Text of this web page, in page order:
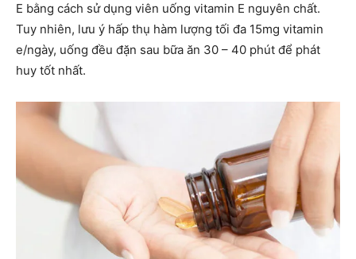
E bằng cách sử dụng viên uống vitamin E nguyên chất.
Tuy nhiên, lưu ý hấp thụ hàm lượng tối đa 15mg vitamin
e/ngày, uống đều đặn sau bữa ăn 30 – 40 phút để phát
huy tốt nhất.